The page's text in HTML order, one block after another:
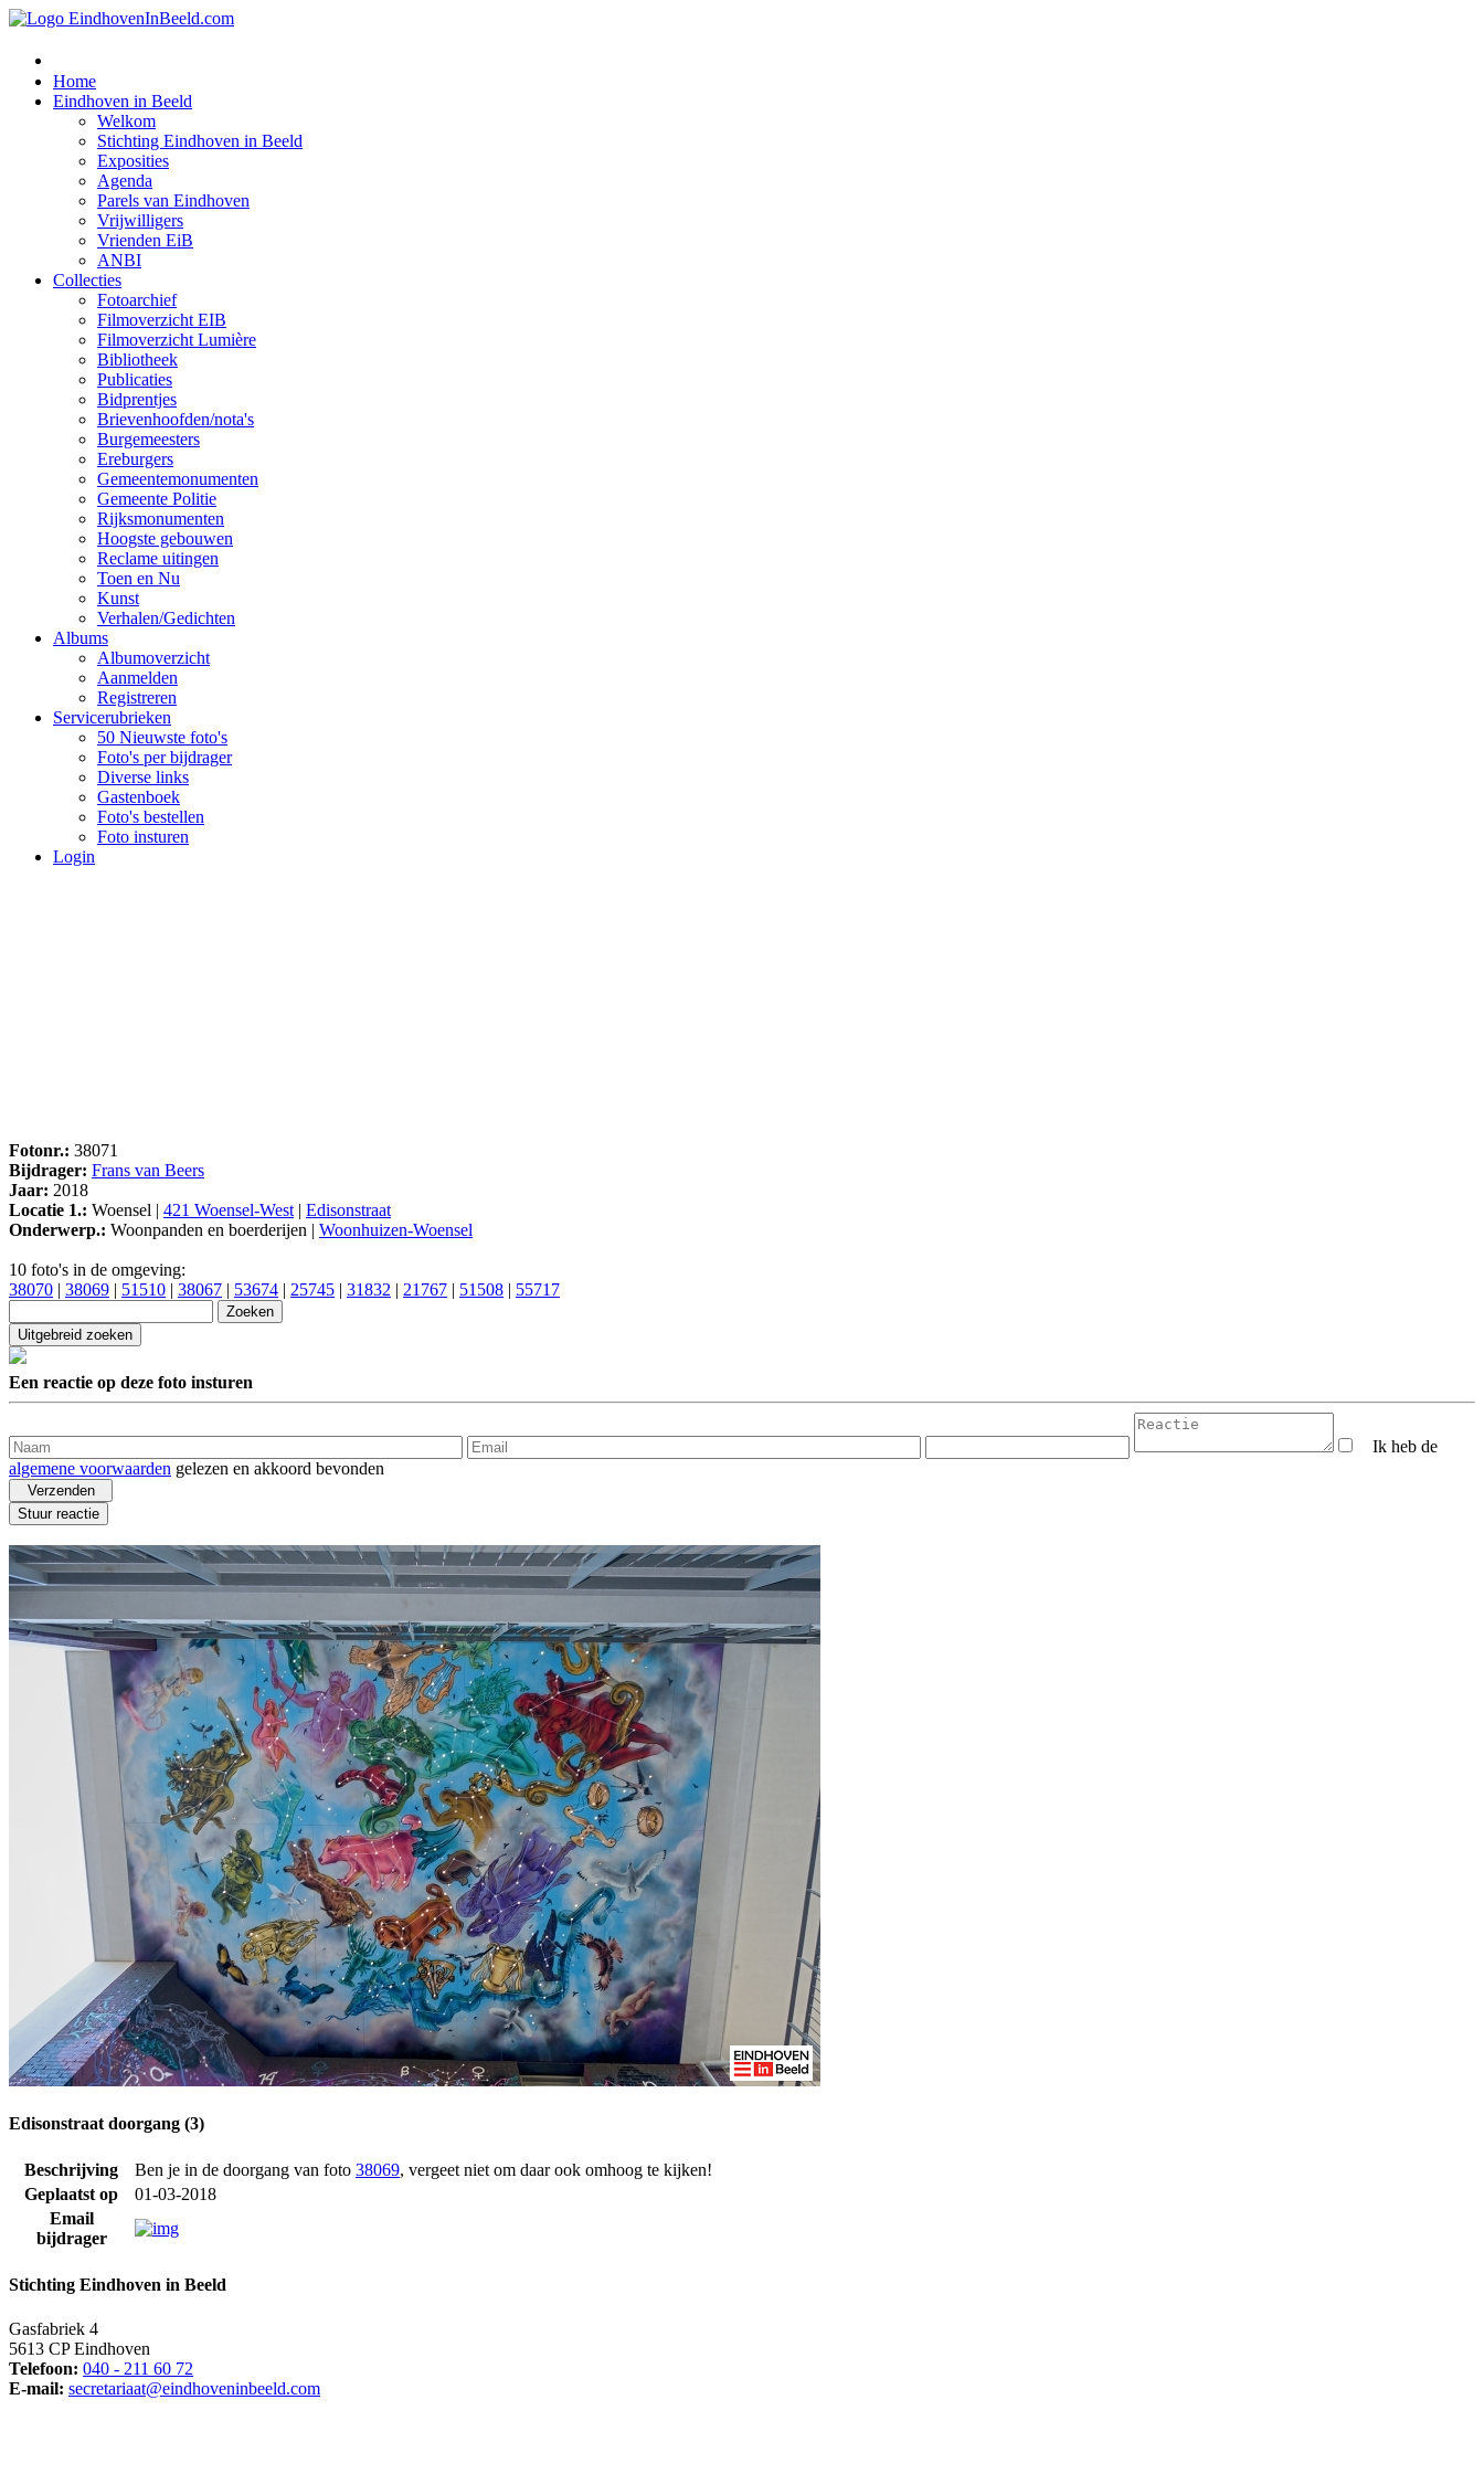
Home
Eindhoven in Beeld
Welkom
Stichting Eindhoven in Beeld
Exposities
Agenda
Parels van Eindhoven
Vrijwilligers
Vrienden EiB
ANBI
Collecties
Fotoarchief
Filmoverzicht EIB
Filmoverzicht Lumière
Bibliotheek
Publicaties
Bidprentjes
Brievenhoofden/nota's
Burgemeesters
Ereburgers
Gemeentemonumenten
Gemeente Politie
Rijksmonumenten
Hoogste gebouwen
Reclame uitingen
Toen en Nu
Kunst
Verhalen/Gedichten
Albums
Albumoverzicht
Aanmelden
Registreren
Servicerubrieken
50 Nieuwste foto's
Foto's per bijdrager
Diverse links
Gastenboek
Foto's bestellen
Foto insturen
Login
Fotonr.: 38071
Bijdrager: Frans van Beers
Jaar: 2018
Locatie 1.: Woensel | 421 Woensel-West| Edisonstraat
Onderwerp.: Woonpanden en boerderijen | Woonhuizen-Woensel
10 foto's in de omgeving:
38070
38069 51510 38067 53674 25745 31832 21767 51508 55717
Een reactie op deze foto insturen
Ik heb de
algemene voorwaarden gelezen en akkoord bevonden
Edisonstraat doorgang (3)
Beschrijving Ben je in de doorgang van foto 38069, vergeet niet om daar ook omhoog te kijken!
Geplaatst op
01-03-2018
Email
bijdrager
Stichting Eindhoven in Beeld
Gasfabriek 4
5613 CP Eindhoven
Telefoon: 040 - 211 60 72
E-mail: secretariaat@eindhoveninbeeld.com